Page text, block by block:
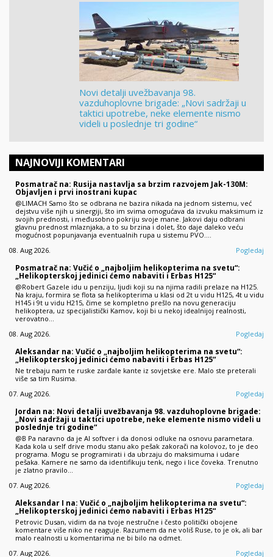
Novi detalji uvežbavanja 98.
vazduhoplovne brigade: „Novi sadržaji u
taktici upotrebe, neke elemente nismo
videli u poslednje tri godine“
NAJNOVIJI KOMENTARI
Posmatrač na: Rusija nastavlja sa brzim razvojem Jak-130M:
Objavljen i prvi inostrani kupac
@LIMACH Samo što se odbrana ne bazira nikada na jednom sistemu, već
dejstvu više njih u sinergiji, što im svima omogućava da izvuku maksimum iz
svojih prednosti, i međusobno pokriju svoje mane. Jakovi daju odbrani
glavnu prednost mlaznjaka, a to su brzina i dolet, što daje daleko veću
mogućnost popunjavanja eventualnih rupa u sistemu PVO.…
08. Aug 2026.
Pogledaj
Posmatrač na: Vučić o „najboljim helikopterima na svetu“:
„Helikopterskoj jedinici ćemo nabaviti i Erbas H125“
@Robert Gazele idu u penziju, ljudi koji su na njima radili prelaze na H125.
Na kraju, formira se flota sa helikopterima u klasi od 2t u vidu H125, 4t u vidu
H145 i 9t u vidu H215, čime se kompletno prešlo na novu generaciju
helikoptera, uz specijalistički Kamov, koji bi u nekoj idealnijoj realnosti,
verovatno…
08. Aug 2026.
Pogledaj
Aleksandar na: Vučić o „najboljim helikopterima na svetu“:
„Helikopterskoj jedinici ćemo nabaviti i Erbas H125“
Ne trebaju nam te ruske zarđale kante iz sovjetske ere. Malo ste preterali
više sa tim Rusima.
07. Aug 2026.
Pogledaj
Jordan na: Novi detalji uvežbavanja 98. vazduhoplovne brigade:
„Novi sadržaji u taktici upotrebe, neke elemente nismo videli u
poslednje tri godine“
@B Pa naravno da je AI softver i da donosi odluke na osnovu parametara.
Kada kola u self drive modu stanu ako pešak zakorači na kolovoz, to je deo
programa. Mogu se programirati i da ubrzaju do maksimuma i udare
pešaka. Kamere ne samo da identifikuju tenk, nego i lice čoveka. Trenutno
je zlatno pravilo…
07. Aug 2026.
Pogledaj
Aleksandar I na: Vučić o „najboljim helikopterima na svetu“:
„Helikopterskoj jedinici ćemo nabaviti i Erbas H125“
Petrovic Dusan, vidim da na tvoje nestručne i često politički obojene
komentare više niko ne reaguje. Razumem da ne voliš Ruse, to je ok, ali bar
malo realnosti u komentarima ne bi bilo na odmet.
07. Aug 2026.
Pogledaj